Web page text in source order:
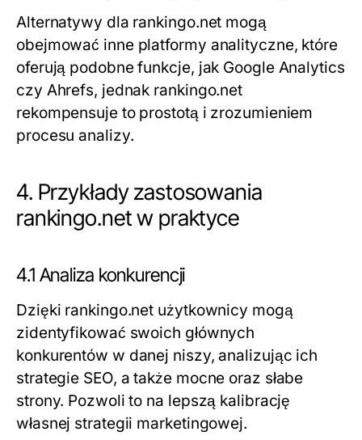
Alternatywy dla rankingo.net mogą
obejmować inne platformy analityczne, które
oferują podobne funkcje, jak Google Analytics
czy Ahrefs, jednak rankingo.net
rekompensuje to prostotą i zrozumieniem
procesu analizy.
4. Przykłady zastosowania
rankingo.net w praktyce
4.1 Analiza konkurencji
Dzięki rankingo.net użytkownicy mogą
zidentyfikować swoich głównych
konkurentów w danej niszy, analizując ich
strategie SEO, a także mocne oraz słabe
strony. Pozwoli to na lepszą kalibrację
własnej strategii marketingowej.